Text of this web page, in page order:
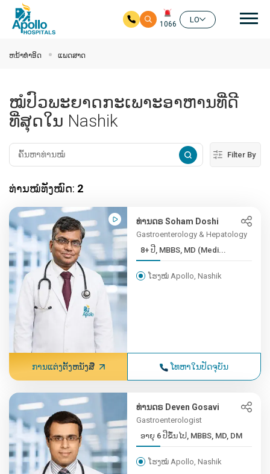
ຊີ້ນໍ
1066
LO
ຫນ້າທໍາອິດ ແພດສາດ
ໝໍປົວພະຍາດກະເພາະອາຫານທີ່ດີ
ທີ່ສຸດໃນ Nashik
Filter By
ທ່ານໝໍທັງໝົດ: 2
ທ່ານດຣ Soham Doshi
Gastroenterology & Hepatology
8+ ປີ, MBBS, MD (Medi...
ໂຮງໝໍ Apollo, Nashik
ການແຕ່ງຕັ້ງຫນັງສື ໂທຫາໃນປັດຈຸບັນ
ທ່ານດຣ Deven Gosavi
Gastroenterologist
ອາຍຸ 6 ປີຂຶ້ນໄປ, MBBS, MD, DM
ໂຮງໝໍ Apollo, Nashik